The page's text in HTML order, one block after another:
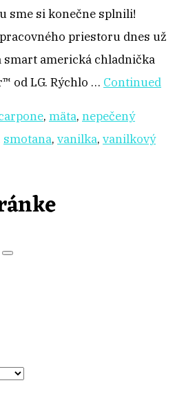
sme si konečne splnili!
priestoru dnes už
americká chladnička
od LG. Rýchlo … Continued
, mäta, nepečený
smotana, vanilka, vanilkový